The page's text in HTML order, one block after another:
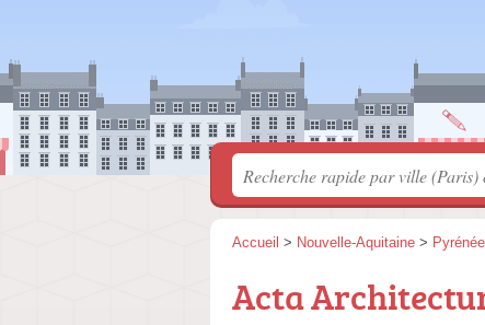
Accueil > Nouvelle-Aquitaine >
Acta